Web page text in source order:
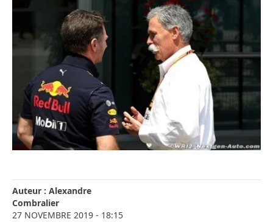
Auteur : Alexandre
Combralier
27 NOVEMBRE 2019 - 18:15